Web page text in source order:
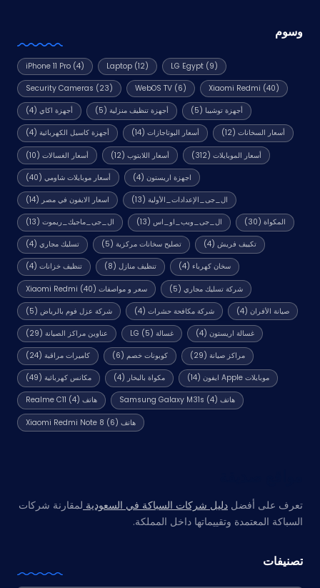
وسوم
iPhone 11 Pro (4) Laptop(12) LG Egypt(9)
Security Cameras (23) WebOS TV(6) Xiaomi Redmi (40)
أجهزة اكاي(4) أجهزة تنظيف منزلية (5) أجهزة توشيبا (5)
أجهزة كاسيل الكهربائية(4) أسعار البوتاجازات (14) أسعار السخانات (12)
أسعار الغسالات(10) أسعار اللابتوب (12) أسعار الموبايلات (312)
أسعار موبايلات شاومي(40) اجهزة اريستون (4)
اسعار الايفون في مصر (14) ال_جى_الإعدادات_الأولية (13)
ال_جى_ماجيك_ريموت(13) ال_جى_ويب_او_اس (13) المكواة (30)
تسليك مجاري(4) تصليح سخانات مركزية (5) تكييف فريش (4)
تنظيف خزانات(4) تنظيف منازل (8) سخان كهرباء (4)
سعر و مواصفات Xiaomi Redmi (40) شركة تسليك مجاري (5)
شركة عزل فوم بالرياض(5) شركة مكافحة حشرات (4) صيانة الأفران (4)
عناوين مراكز الصيانة(29) غسالة LG (5) غسالة اريستون (4)
كاميرات مراقبة(24) كوبونات خصم (6) مراكز صيانة (29)
مكانس كهربائية(49) مكواة بالبخار (4) موبايلات Apple ايفون (14)
هاتف Realme C11 (4) هاتف Samsung Galaxy M31s (4)
هاتف Xiaomi Redmi Note 8 (6)
تعرف على أفضل دليل شركات السباكة في السعودية لمقارنة شركات
السباكة المعتمدة وتقييماتها داخل المملكة.
تصنيفات